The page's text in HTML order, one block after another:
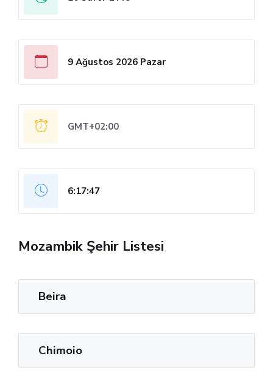
9 Ağustos 2026 Pazar
GMT+02:00
6:17:47
Mozambik Şehir Listesi
Beira
Chimoio